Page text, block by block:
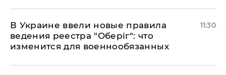
В Украине ввели новые правила
ведения реестра "Оберіг": что
изменится для военнообязанных
11:30